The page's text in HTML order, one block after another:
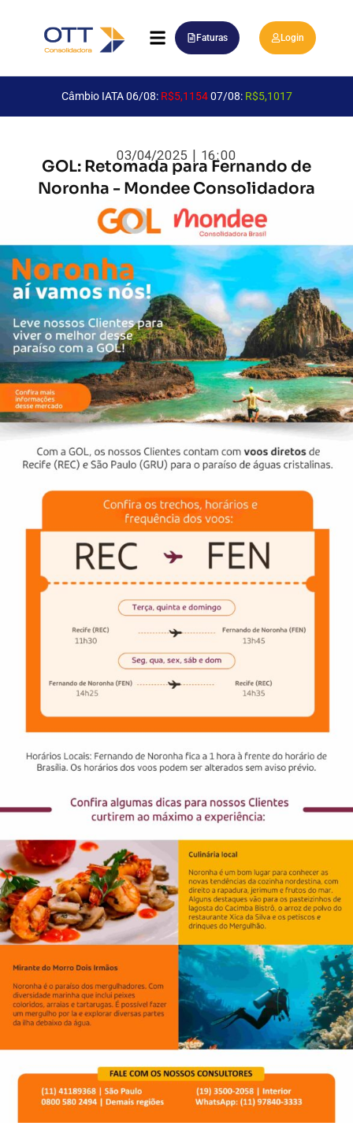
Faturas Login
Câmbio IATA 06/08: R$5,115407/08: R$5,1017
03/04/2025 | 16:00
GOL: Retomada para Fernando de
Noronha - Mondee Consolidadora